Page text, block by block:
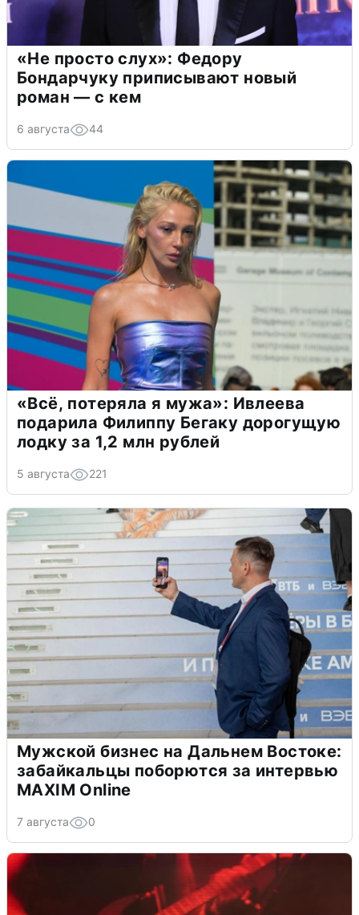
«Не просто слух»: Федору
Бондарчуку приписывают новый
роман — с кем
6 августа 44
«Всё, потеряла я мужа»: Ивлеева
подарила Филиппу Бегаку дорогущую
лодку за 1,2 млн рублей
5 августа 221
Мужской бизнес на Дальнем Востоке:
забайкальцы поборются за интервью
MAXIM Online
7 августа 0